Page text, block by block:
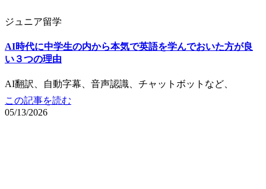
ジュニア留学
AI時代に中学生の内から本気で英語を学んでおいた方が良
い３つの理由
AI翻訳、自動字幕、音声認識、チャットボットなど、
この記事を読む
05/13/2026